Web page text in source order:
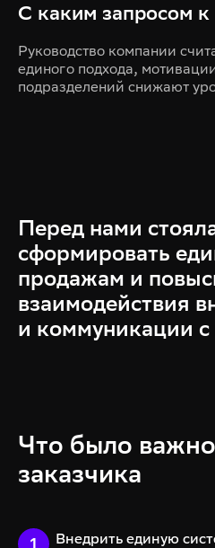
С каким запросом к
Руководство компании
единого подхода,
подразделений снижают
Перед нами
сформировать
продажам и
взаимодействия
и коммуникации с
Что было
заказчика
Внедрить единую